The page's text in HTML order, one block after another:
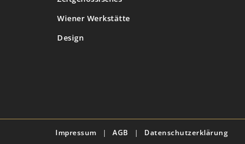
Wiener Werkstätte
Design
Impressum | AGB | Datenschutzerklärung